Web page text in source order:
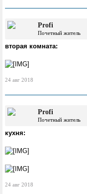
Profi
Почетный житель
вторая комната:
24 авг 2018
Profi
Почетный житель
кухня:
24 авг 2018